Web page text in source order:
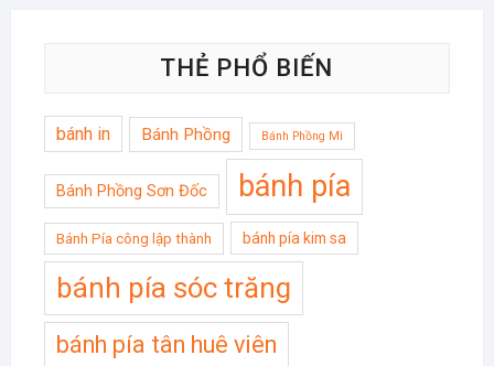
THẺ PHỔ BIẾN
bánh in Bánh Phồng Bánh Phồng Mì
Bánh Phồng Sơn Đốc bánh pía
Bánh Pía công lập thành bánh pía kim sa
bánh pía sóc trăng
bánh pía tân huê viên